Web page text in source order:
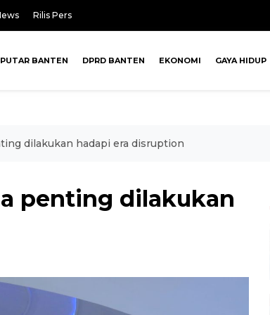
Rilis Pers
BANTEN DPRD BANTEN EKONOMI GAYA HIDUP
dilakukan hadapi era disruption
penting dilakukan